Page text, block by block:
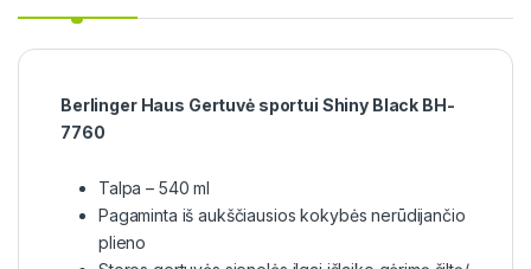
Berlinger Haus Gertuvė sportui Shiny Black BH-
7760
Talpa – 540 ml
Pagaminta iš aukščiausios kokybės nerūdijančio
plieno